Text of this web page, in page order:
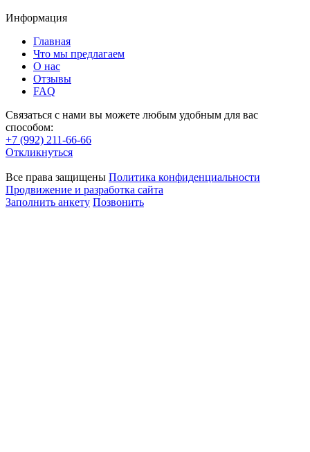
Информация
Главная
Что мы предлагаем
О нас
Отзывы
FAQ
Связаться с нами вы можете любым удобным для вас
способом:
+7 (992) 211-66-66
Откликнуться
Все права защищены Политика конфиденциальности
Продвижение и разработка сайта
Заполнить анкету Позвонить